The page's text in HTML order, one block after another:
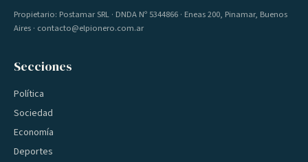
Propietario: Postamar SRL · DNDA Nº 5344866 · Eneas 200, Pinamar, Buenos
Aires · contacto@elpionero.com.ar
Secciones
Política
Sociedad
Economía
Deportes